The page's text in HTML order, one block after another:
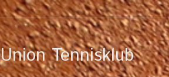
Union Tennisklub